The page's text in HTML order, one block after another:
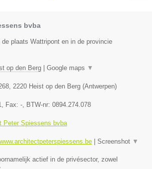
bvba
de plaats Wattripont en in de provincie
op den Berg Google maps ▼
, 2220 Heist op den Berg (Antwerpen)
, Fax: -, BTW-nr: 0894.274.078
Peter Spiessens bvba
Screenshot ▼
actief in de privésector, zowel